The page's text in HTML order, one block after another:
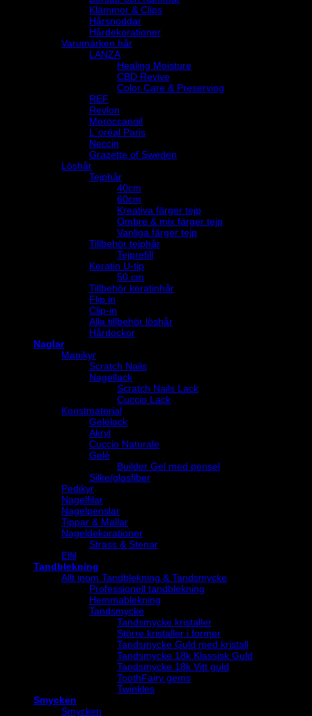
Klämmor & Clips
Hårsnoddar
Hårdekorationer
Varumärken hår
LANZA
Healing Moisture
CBD Revive
Color Care & Preserving
REF
Revlon
Moroccanoil
L´oréal Paris
Neccin
Grazette of Sweden
Löshår
Tejphår
40cm
60cm
Kreativa färger tejp
Ombre & mix färger tejp
Vanliga färger tejp
Tillbehör tejphår
Tejprefill
Keratin U-tip
50 cm
Tillbehör keratinhår
Flip in
Clip-in
Alla tillbehör löshår
Hårdockor
Naglar
Manikyr
Scratch Nails
Nagellack
Scratch Nails Lack
Cuccio Lack
Konstmaterial
Gelélack
Akryl
Cuccio Naturale
Gelé
Builder Gel med pensel
Silke/glasfiber
Pedikyr
Nagelfilar
Nagelpenslar
Tippar & Mallar
Nageldekorationer
Strass & Stenar
Elfil
Tandblekning
Allt inom Tandblekning & Tandsmycke
Professionell tandblekning
Hemmablekning
Tandsmycke
Tandsmycke kristaller
Större kristaller i former
Tandsmycke Guld med kristall
Tandsmycke 18k Klassisk Guld
Tandsmycke 18k Vitt guld
ToothFairy gems
Twinkles
Smycken
Smycken